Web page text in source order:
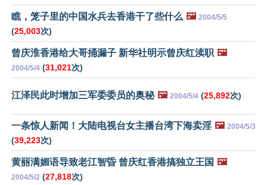
瞧，笼子里的中国水兵去香港干了些什么 🖼️ 2004/5/5
(25,003次)
曾庆淮香港给大哥捅漏子 新华社明示曾庆红渎职 🖼️
2004/5/4 (31,021次)
江泽民此时增加三军委委员的奥秘 🖼️ 2004/5/4 (25,892次)
一条惊人新闻！大陆电视台女主播台湾下海卖淫 🖼️ 2004/5/3
(39,223次)
黄丽满媚语导致老江智昏 曾庆红香港搞独立王国 🖼️
2004/5/2 (27,818次)